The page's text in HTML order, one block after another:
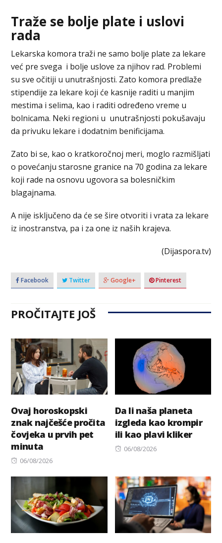
Traže se bolje plate i uslovi
rada
Lekarska komora traži ne samo bolje plate za lekare
već pre svega i bolje uslove za njihov rad. Problemi
su sve očitiji u unutrašnjosti. Zato komora predlaže
stipendije za lekare koji će kasnije raditi u manjim
mestima i selima, kao i raditi određeno vreme u
bolnicama. Neki regioni u unutrašnjosti pokušavaju
da privuku lekare i dodatnim benificijama.
Zato bi se, kao o kratkoročnoj meri, moglo razmišljati
o povećanju starosne granice na 70 godina za lekare
koji rade na osnovu ugovora sa bolesničkim
blagajnama.
A nije isključeno da će se šire otvoriti i vrata za lekare
iz inostranstva, pa i za one iz naših krajeva.
(Dijaspora.tv)
Facebook Twitter Google+ Pinterest
PROČITAJTE JOŠ
Ovaj horoskopski
znak najčešće pročita
čovjeka u prvih pet
minuta
Posted
06/08/2026
Da li naša planeta
izgleda kao krompir
ili kao plavi kliker
Posted
06/08/2026